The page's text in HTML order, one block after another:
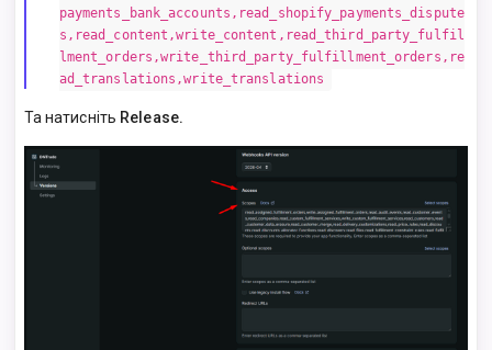
payments_bank_accounts,read_shopify_payments_dispute
s,read_content,write_content,read_third_party_fulfil
lment_orders,write_third_party_fulfillment_orders,re
ad_translations,write_translations
Та натисніть Release.